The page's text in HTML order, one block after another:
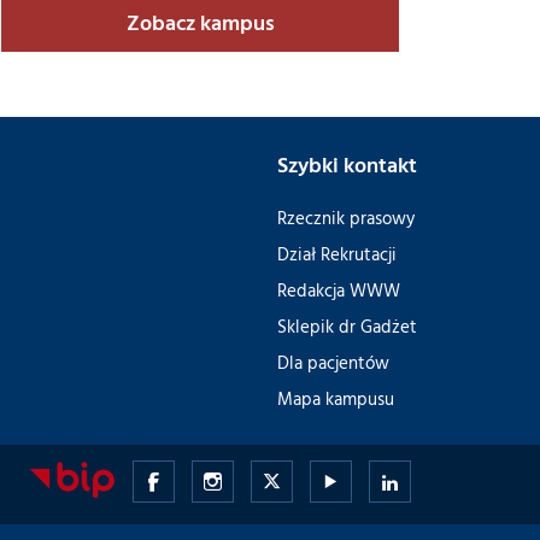
Zobacz kampus
Szybki kontakt
Rzecznik prasowy
Dział Rekrutacji
Redakcja WWW
Sklepik dr Gadżet
Dla pacjentów
Mapa kampusu
Gdański
Uniwersytet
Gdański
Uniwersytet
Gdański
Uniwersytet
Gdański
Uniwersytet
Gdański
Uniwersytet